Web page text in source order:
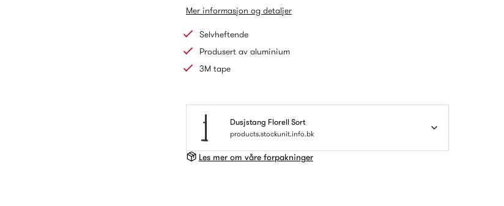
Mer informasjon og detaljer
Selvheftende
Produsert av aluminium
3M tape
Dusjstang Florell Sort
products.stockunit.info.bk
Les mer om våre forpakninger